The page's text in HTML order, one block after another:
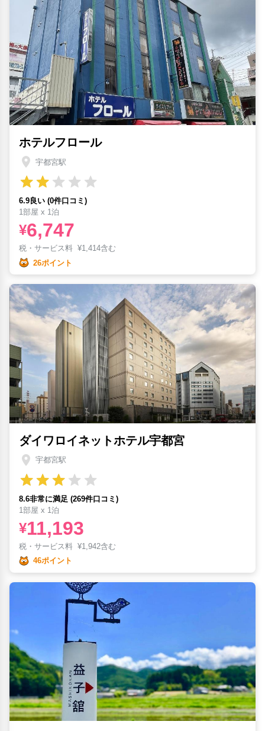
ホテルフロール
宇都宮駅
6.9良い (0件口コミ)
1部屋 x 1泊
¥6,747
税・サービス料 ¥1,414含む
26ポイント
ダイワロイネットホテル宇都宮
宇都宮駅
8.6非常に満足 (269件口コミ)
1部屋 x 1泊
¥11,193
税・サービス料 ¥1,942含む
46ポイント